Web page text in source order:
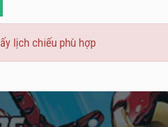
lịch chiếu phù hợp